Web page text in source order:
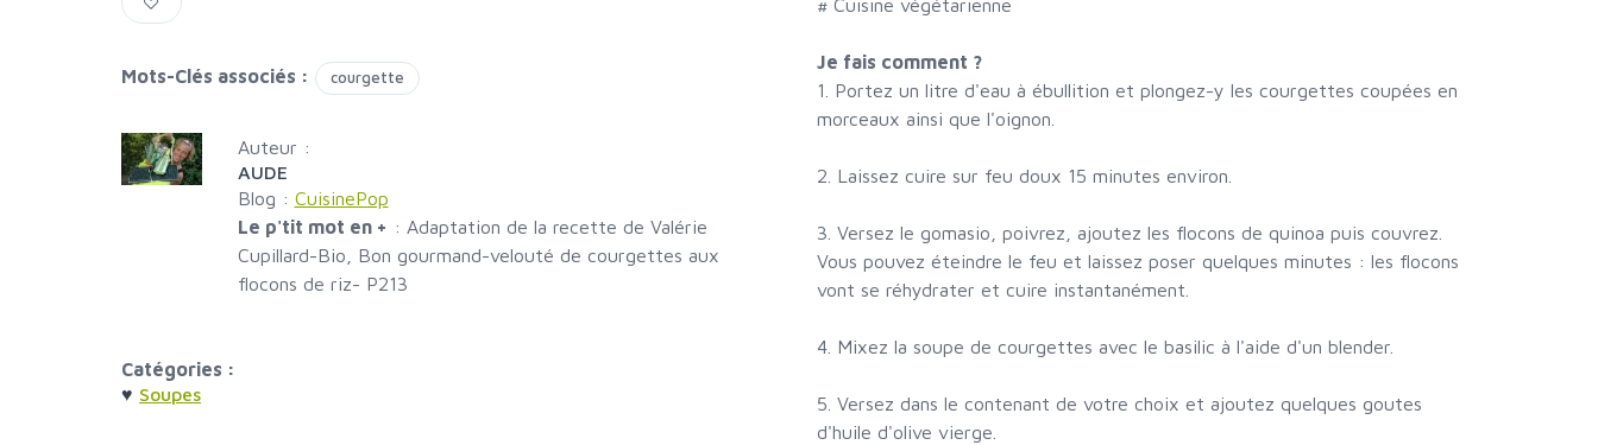
Mots-Clés associés : courgette
Auteur :
AUDE
Blog : CuisinePop
Le p'tit mot en + : Adaptation de la recette de Valérie
Cupillard-Bio, Bon gourmand-velouté de courgettes aux
flocons de riz- P213
Catégories :
♥ Soupes
# Cuisine végétarienne
Je fais comment ?
1. Portez un litre d'eau à ébullition et plongez-y les courgettes coupées en
morceaux ainsi que l'oignon.
2. Laissez cuire sur feu doux 15 minutes environ.
3. Versez le gomasio, poivrez, ajoutez les flocons de quinoa puis couvrez.
Vous pouvez éteindre le feu et laissez poser quelques minutes : les flocons
vont se réhydrater et cuire instantanément.
4. Mixez la soupe de courgettes avec le basilic à l'aide d'un blender.
5. Versez dans le contenant de votre choix et ajoutez quelques goutes
d'huile d'olive vierge.